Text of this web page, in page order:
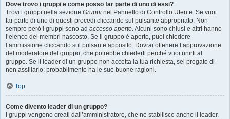
Dove trovo i gruppi e come posso far parte di uno di essi?
Trovi i gruppi nella sezione Gruppi nel Pannello di Controllo Utente. Se vuoi
far parte di uno di questi procedi cliccando sul pulsante appropriato. Non
sempre però i gruppi sono ad accesso aperto. Alcuni sono chiusi e altri hanno
l’elenco dei membri nascosto. Se il gruppo è aperto, puoi chiedere
l’ammissione cliccando sul pulsante apposito. Dovrai ottenere l’approvazione
del moderatore del gruppo, che potrebbe chiederti perché vuoi unirti al
gruppo. Se il leader di un gruppo non accetta la tua richiesta, sei pregato di
non assillarlo: probabilmente ha le sue buone ragioni.
Top
Come divento leader di un gruppo?
I gruppi vengono creati dall’amministratore, che ne stabilisce anche il leader.